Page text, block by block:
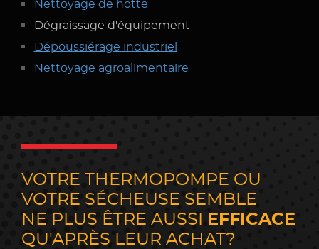
Nettoyage de hotte
Dégraissage d'équipement
Dépoussiérage industriel
Nettoyage agroalimentaire
VOTRE THERMOPOMPE OU
VOTRE SÉCHEUSE SEMBLE
NE PLUS ÊTRE AUSSI
EFFICACE
QU'APRÈS LEUR ACHAT?